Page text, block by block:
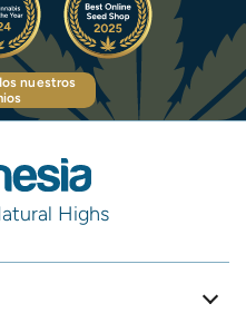
nuestros
Highs